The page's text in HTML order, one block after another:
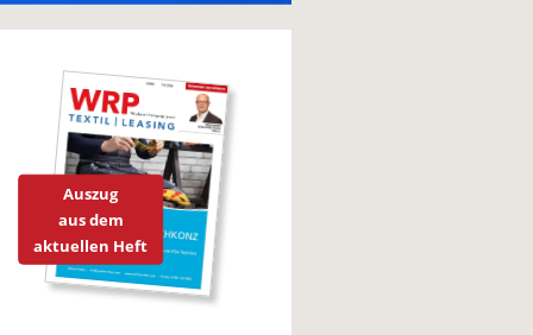
Auszug
aus dem
aktuellen Heft